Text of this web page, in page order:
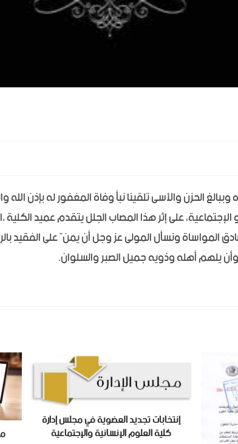
الحزن والأسى تلقينا نبأ وفاة المغفور له بإذن
على إثر هذا المصاب الجلل يتقدم عميد
المواساة ونسأل المولى عز وجل أن يمنّ على الفقيد
يلهم أهله وذويه جميل الصبر والسلوان.
إنتخابات تجديد العضوية في مجلس إدارة
كلية العلوم الإنسانية والإجتماعية